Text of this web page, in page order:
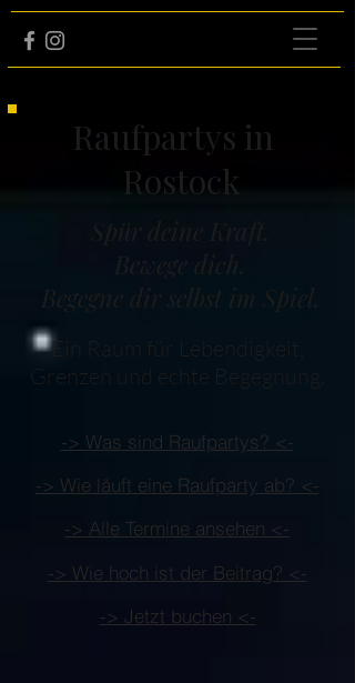
Raufpartys in
Rostock
Spür deine Kraft.
Bewege dich.
Begegne dir selbst im Spiel.
Ein Raum für Lebendigkeit,
Grenzen und echte Begegnung.
-> Was sind Raufpartys? <-
-> Wie läuft eine Raufparty ab? <-
-> Alle Termine ansehen <-
-> Jetzt buchen <-
-> Wie hoch ist der Beitrag? <-